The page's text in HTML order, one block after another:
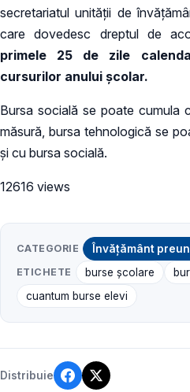
secretariatul unității de
care dovedesc dreptul de
primele 25 de zile
cursurilor anului şcolar.
Bursa socială se poate cumula
măsură, bursa tehnologică se
şi cu bursa socială.
12616 views
CATEGORIE Învățământ
ETICHETE burse școlare
cuantum burse elevi
Distribuie